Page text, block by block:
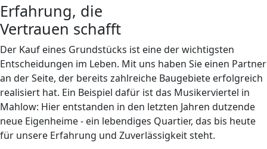
Erfahrung, die
Vertrauen schafft
Der Kauf eines Grundstücks ist eine der wichtigsten
Entscheidungen im Leben. Mit uns haben Sie einen Partner
an der Seite, der bereits zahlreiche Baugebiete erfolgreich
realisiert hat. Ein Beispiel dafür ist das Musikerviertel in
Mahlow: Hier entstanden in den letzten Jahren dutzende
neue Eigenheime - ein lebendiges Quartier, das bis heute
für unsere Erfahrung und Zuverlässigkeit steht.